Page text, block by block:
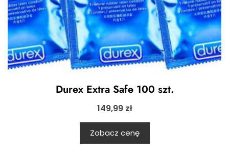
Durex Extra Safe 100 szt.
149,99 zł
Zobacz cenę